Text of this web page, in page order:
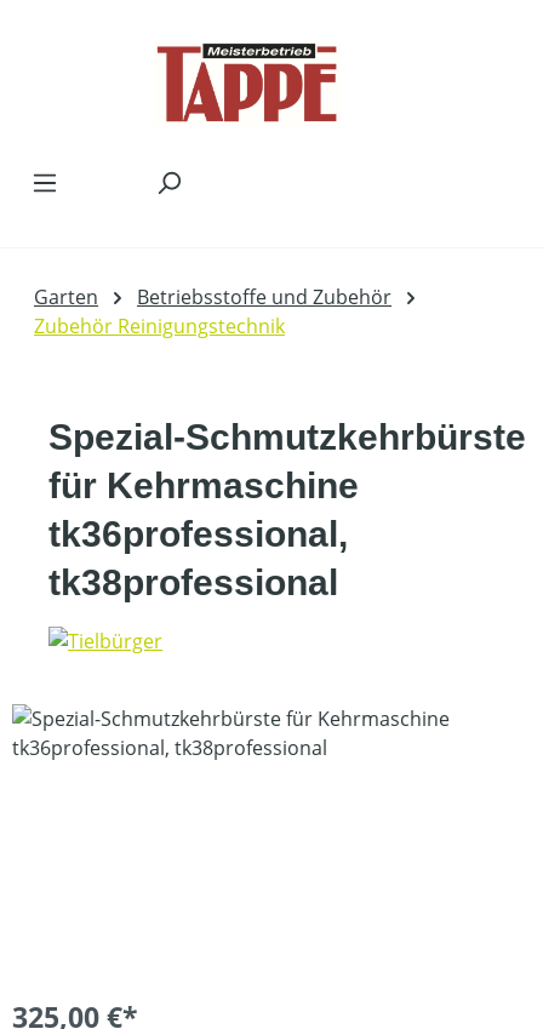
Garten
Betriebsstoffe und Zubehör
Zubehör Reinigungstechnik
Spezial-Schmutzkehrbürste
für Kehrmaschine
tk36professional,
tk38professional
Bildergalerie überspringen
325,00 €*